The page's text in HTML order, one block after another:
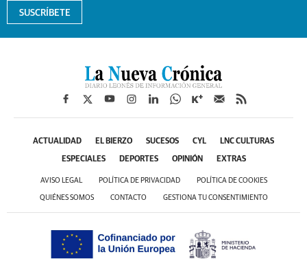
SUSCRÍBETE
ACTUALIDAD EL BIERZO SUCESOS CYL LNC CULTURAS
ESPECIALES DEPORTES OPINIÓN EXTRAS
AVISO LEGAL POLÍTICA DE PRIVACIDAD POLÍTICA DE COOKIES
QUIÉNES SOMOS CONTACTO GESTIONA TU CONSENTIMIENTO